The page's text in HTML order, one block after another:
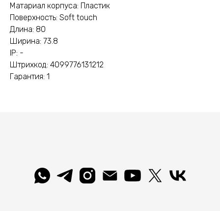
Матариал корпуса: Пластик
Поверхность: Soft touch
Длина: 80
Ширина: 73.8
IP: -
Штрихкод: 4099776131212
Гарантия: 1